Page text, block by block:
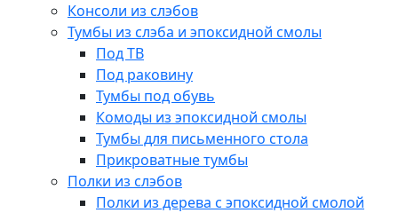
Консоли из слэбов
Тумбы из слэба и эпоксидной смолы
Под ТВ
Под раковину
Тумбы под обувь
Комоды из эпоксидной смолы
Тумбы для письменного стола
Прикроватные тумбы
Полки из слэбов
Полки из дерева с эпоксидной смолой